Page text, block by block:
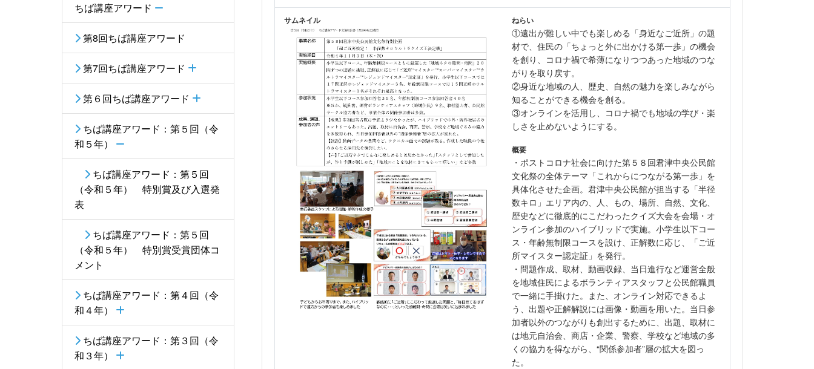
ちば講座アワード
第8回ちば講座アワード
第7回ちば講座アワード
第６回ちば講座アワード
ちば講座アワード：第５回（令
和５年）
ちば講座アワード：第５回
（令和５年） 特別賞及び入選発
表
ちば講座アワード：第５回
（令和５年） 特別賞受賞団体コ
メント
ちば講座アワード：第４回（令
和４年）
ちば講座アワード：第３回（令
和３年）
サムネイル ねらい
①遠出が難しい中でも楽しめる「身近なご近所」の題
材で、住民の「ちょっと外に出かける第一歩」の機会
を創り、コロナ禍で希薄になりつつあった地域のつな
がりを取り戻す。
②身近な地域の人、歴史、自然の魅力を楽しみながら
知ることができる機会を創る。
③オンラインを活用し、コロナ禍でも地域の学び・楽
しさを止めないようにする。
概要
・ポストコロナ社会に向けた第５８回君津中央公民館
文化祭の全体テーマ「これからにつながる第一歩」を
具体化させた企画。君津中央公民館が担当する「半径
数キロ」エリア内の、人、もの、場所、自然、文化、
歴史などに徹底的にこだわったクイズ大会を会場・オ
ンライン参加のハイブリッドで実施。小学生以下コー
ス・年齢無制限コースを設け、正解数に応じ、「ご近
所マイスター認定証」を発行。
・問題作成、取材、動画収録、当日進行など運営全般
を地域住民によるボランティアスタッフと公民館職員
で一緒に手掛けた。また、オンライン対応できるよ
う、出題や正解解説には画像・動画を用いた。当日参
加者以外のつながりも創出するために、出題、取材に
は地元自治会、商店・企業、警察、学校など地域の多
くの協力を得ながら、“関係参加者”層の拡大を図っ
た。